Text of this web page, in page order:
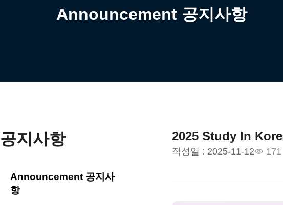
Announcement 공지사항
공지사항
Announcement 공지사
항
2025 Study In
작성일 : 2025-11-12 171